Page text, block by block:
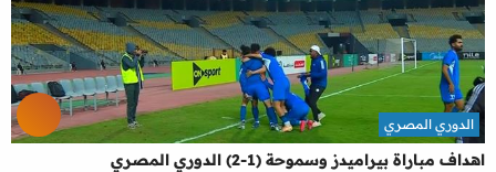
اهداف مباراة بيراميدز وسموحة (1-2) الدوري المصري
الدوري المصري